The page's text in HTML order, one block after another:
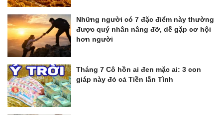
Những người có 7 đặc điểm này thường
được quý nhân nâng đỡ, dễ gặp cơ hội
hơn người
Tháng 7 Cô hồn ai đen mặc ai: 3 con
giáp này đỏ cả Tiền lẫn Tình